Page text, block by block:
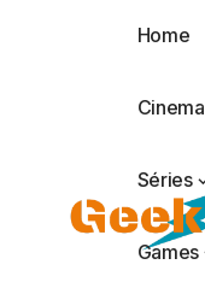
Home
Cinema
Séries
Games